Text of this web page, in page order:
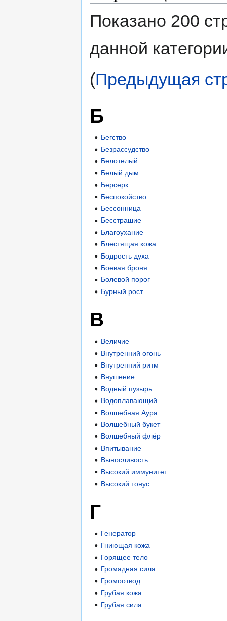
Показано 200
данной
(Предыдущая
Б
Бегство
Безрассудство
Белотелый
Белый дым
Берсерк
Беспокойство
Бессонница
Бесстрашие
Благоухание
Блестящая кожа
Бодрость духа
Боевая броня
Болевой порог
Бурный рост
В
Величие
Внутренний огонь
Внутренний ритм
Внушение
Водный пузырь
Водоплавающий
Волшебная Аура
Волшебный букет
Волшебный флёр
Впитывание
Выносливость
Высокий иммунитет
Высокий тонус
Г
Генератор
Гниющая кожа
Горящее тело
Громадная сила
Громоотвод
Грубая кожа
Грубая сила